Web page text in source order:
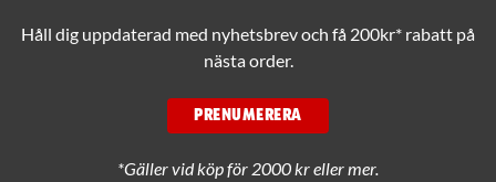
Håll dig uppdaterad med nyhetsbrev och få 200kr* rabatt på
nästa order.
PRENUMERERA
*Gäller vid köp för 2000 kr eller mer.